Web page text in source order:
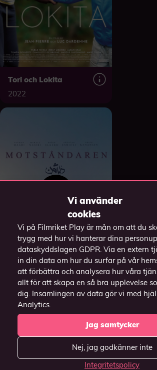
Vi använder
cookies
Vi på Filmriket Play är mån om att du
trygg med hur vi hanterar dina
dataskyddslagen GDPR. Via en extern
in din data om hur du surfar på vår
att förbättra och analysera hur våra
allt för att skapa en så bra upplevelse
dig. Insamlingen av data gör vi med
Analytics.
Jag samtycker
Nej, jag godkänner inte
Integritetspolicy
Tori och Lokita
2022
Motståndaren
2023